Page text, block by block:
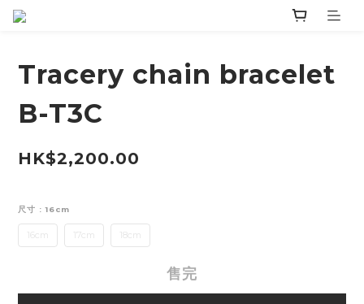
Tracery chain bracelet
B-T3C
HK$2,200.00
尺寸 : 16cm
16cm 17cm 18cm
售完